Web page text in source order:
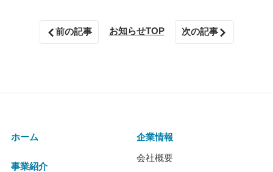
前の記事 お知らせTOP 次の記事
ホーム
事業紹介
企業情報
会社概要